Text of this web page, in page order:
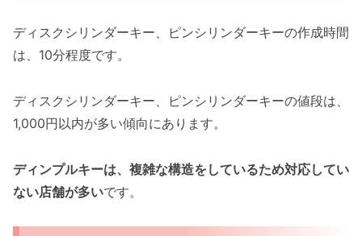
ディスクシリンダーキー、ピンシリンダーキーの作成時間
は、10分程度です。
ディスクシリンダーキー、ピンシリンダーキーの値段は、
1,000円以内が多い傾向にあります。
ディンプルキーは、複雑な構造をしているため対応してい
ない店舗が多いです。